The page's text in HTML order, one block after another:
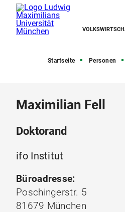
Startseite Personen
Maximilian Fell
Doktorand
ifo Institut
Büroadresse:
Poschingerstr. 5
81679 München